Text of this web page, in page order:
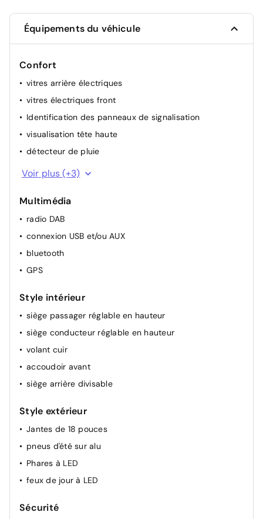
Équipements du véhicule
Confort
vitres arrière électriques
vitres électriques front
Identification des panneaux de signalisation
visualisation tête haute
détecteur de pluie
rétroviseur(s) électr.
climatisation (automatique)
Voir plus (+3)
Multimédia
radio DAB
connexion USB et/ou AUX
bluetooth
GPS
Style intérieur
siège passager réglable en hauteur
siège conducteur réglable en hauteur
volant cuir
accoudoir avant
siège arrière divisable
Style extérieur
Jantes de 18 pouces
pneus d'été sur alu
Phares à LED
feux de jour à LED
Sécurité